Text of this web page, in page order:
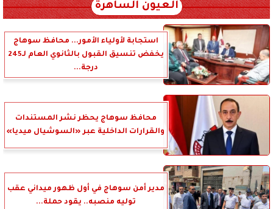
العيون الساهرة
استجابة لأولياء الأمور... محافظ سوهاج
يخفض تنسيق القبول بالثانوي العام لـ245
درجة...
محافظ سوهاج يحظر نشر المستندات
والقرارات الداخلية عبر «السوشيال ميديا»
مدير أمن سوهاج في أول ظهور ميداني عقب
توليه منصبه.. يقود حملة...